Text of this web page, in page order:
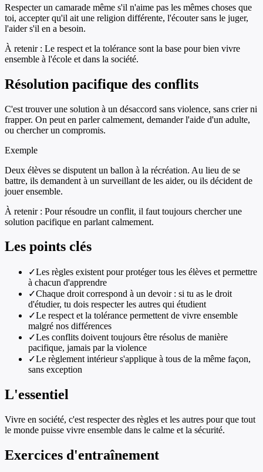
Respecter un camarade même s'il n'aime pas les mêmes choses que
toi, accepter qu'il ait une religion différente, l'écouter sans le juger,
l'aider s'il en a besoin.
À retenir : Le respect et la tolérance sont la base pour bien vivre
ensemble à l'école et dans la société.
Résolution pacifique des conflits
C'est trouver une solution à un désaccord sans violence, sans crier ni
frapper. On peut en parler calmement, demander l'aide d'un adulte,
ou chercher un compromis.
Exemple
Deux élèves se disputent un ballon à la récréation. Au lieu de se
battre, ils demandent à un surveillant de les aider, ou ils décident de
jouer ensemble.
À retenir : Pour résoudre un conflit, il faut toujours chercher une
solution pacifique en parlant calmement.
Les points clés
✓Les règles existent pour protéger tous les élèves et permettre
à chacun d'apprendre
✓Chaque droit correspond à un devoir : si tu as le droit
d'étudier, tu dois respecter les autres qui étudient
✓Le respect et la tolérance permettent de vivre ensemble
malgré nos différences
✓Les conflits doivent toujours être résolus de manière
pacifique, jamais par la violence
✓Le règlement intérieur s'applique à tous de la même façon,
sans exception
L'essentiel
Vivre en société, c'est respecter des règles et les autres pour que tout
le monde puisse vivre ensemble dans le calme et la sécurité.
Exercices d'entraînement